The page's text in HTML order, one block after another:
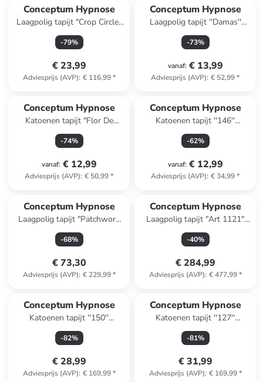
Conceptum Hypnose
Laagpolig tapijt "Crop Circle"
meerkleurig
-79%
€ 23,99
Adviesprijs (AVP): € 116,99*
Conceptum Hypnose
Laagpolig tapijt ''Damas''
lichtgrijs/crème
-73%
vanaf: € 13,99
Adviesprijs (AVP): € 52,99*
Conceptum Hypnose
Katoenen tapijt "Flor De
Colores" grijs/wit
-74%
vanaf: € 12,99
Adviesprijs (AVP): € 50,99*
Conceptum Hypnose
Katoenen tapijt ''146''
crème/meerkleurig
-62%
vanaf: € 12,99
Adviesprijs (AVP): € 34,99*
Conceptum Hypnose
Laagpolig tapijt "Patchwork
Djt" rood/meerkleurig
-68%
€ 73,30
Adviesprijs (AVP): € 229,99*
Conceptum Hypnose
Laagpolig tapijt "Art 1121"
beige
-40%
€ 284,99
Adviesprijs (AVP): € 477,99*
Conceptum Hypnose
Katoenen tapijt ''150''
beige/meerkleurig
-82%
€ 28,99
Adviesprijs (AVP): € 169,99*
Conceptum Hypnose
Katoenen tapijt ''127''
beige/meerkleurig
-81%
€ 31,99
Adviesprijs (AVP): € 169,99*